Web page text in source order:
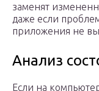
заменят
даже если
приложения не
Анализ
Если на